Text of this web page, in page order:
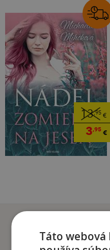
13,95€
3,95€
Zákazníci,
tento titul si
Táto